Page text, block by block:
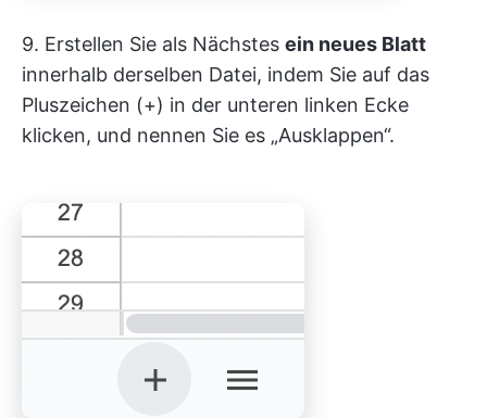
9. Erstellen Sie als Nächstes ein neues Blatt
innerhalb derselben Datei, indem Sie auf das
Pluszeichen (+) in der unteren linken Ecke
klicken, und nennen Sie es „Ausklappen“.